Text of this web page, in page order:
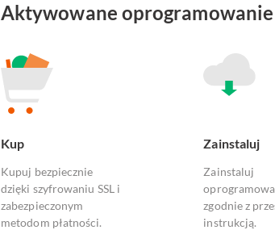
Aktywowane
Kup
Kupuj bezpiecznie
dzięki szyfrowaniu SSL i
zabezpieczonym
metodom płatności.
Zainstaluj
Zainstaluj
zgodnie z
instrukcją.